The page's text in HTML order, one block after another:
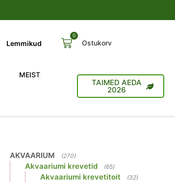
Lemmikud
0
Ostukorv
MEIST
TAIMED AEDA
2026
AKVAARIUM (270)
Akvaariumi krevetid (65)
Akvaariumi krevetitoit (32)